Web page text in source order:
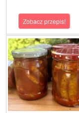
Zobacz przepis!